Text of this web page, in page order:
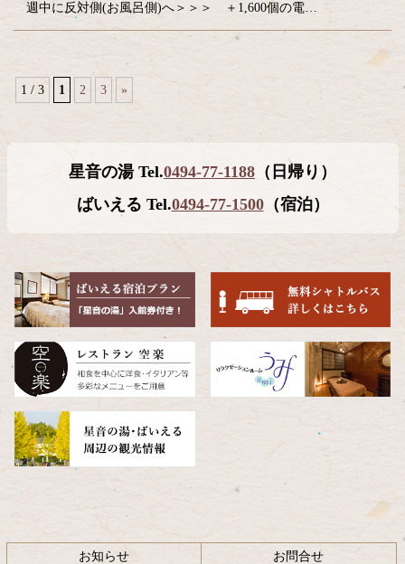
週中に反対側(お風呂側)へ＞＞＞ ＋1,600個の電…
1 / 3 1 2 3
»
頭
へ
戻
る
星音の湯 Tel.0494-77-1188 （日帰り）
ばいえる Tel.0494-77-1500（宿泊）
お知らせ お問合せ